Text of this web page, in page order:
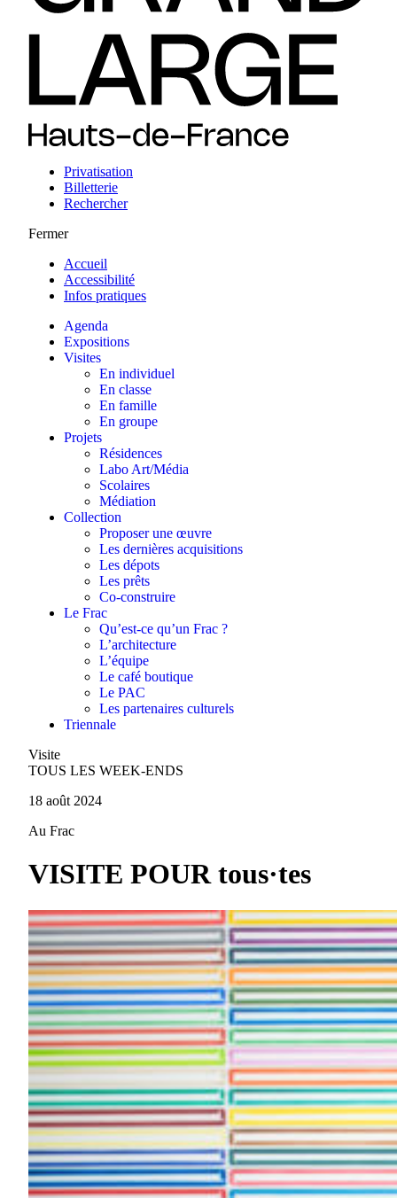
Privatisation
Billetterie
Rechercher
Fermer
Accueil
Accessibilité
Infos pratiques
Agenda
Expositions
Visites
En individuel
En classe
En famille
En groupe
Projets
Résidences
Labo Art/Média
Scolaires
Médiation
Collection
Proposer une œuvre
Les dernières acquisitions
Les dépots
Les prêts
Co-construire
Le Frac
Qu’est-ce qu’un Frac ?
L’architecture
L’équipe
Le café boutique
Le PAC
Les partenaires culturels
Triennale
Visite
TOUS LES WEEK-ENDS
18 août 2024
Au Frac
VISITE POUR tous·tes